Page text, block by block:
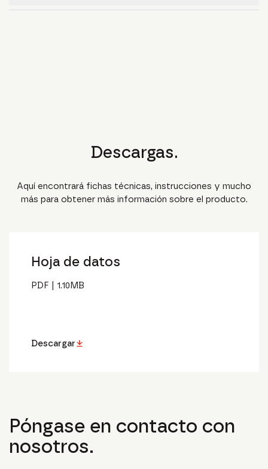
Descargas.
Aquí encontrará fichas técnicas, instrucciones y mucho
más para obtener más información sobre el producto.
Hoja de datos
PDF 1.10MB
Descargar
Póngase en contacto con
nosotros.